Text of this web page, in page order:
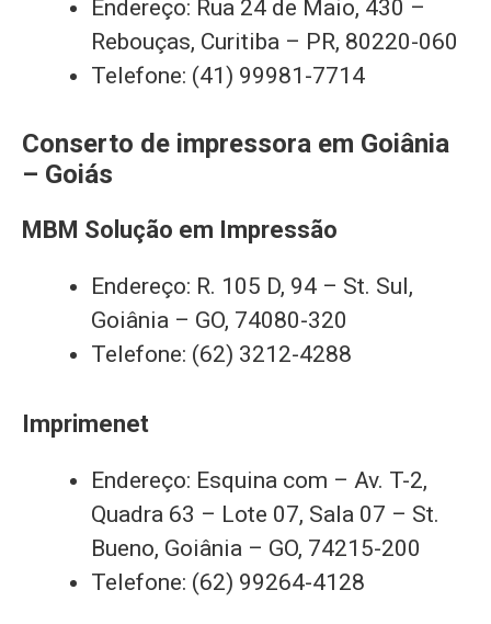
Endereço: Rua 24 de Maio, 430 –
Rebouças, Curitiba – PR, 80220-060
Telefone: (41) 99981-7714
Conserto de impressora em Goiânia
– Goiás
MBM Solução em Impressão
Endereço: R. 105 D, 94 – St. Sul,
Goiânia – GO, 74080-320
Telefone: (62) 3212-4288
Imprimenet
Endereço: Esquina com – Av. T-2,
Quadra 63 – Lote 07, Sala 07 – St.
Bueno, Goiânia – GO, 74215-200
Telefone: (62) 99264-4128